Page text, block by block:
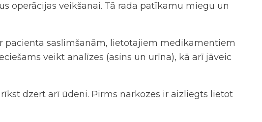
operācijas veikšanai. Tā rada patīkamu miegu un
pacienta saslimšanām, lietotajiem medikamentiem
veikt analīzes (asins un urīna), kā arī jāveic
dzert arī ūdeni. Pirms narkozes ir aizliegts lietot